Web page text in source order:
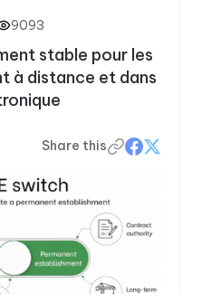
9093
stable pour les
à distance et dans
Share this